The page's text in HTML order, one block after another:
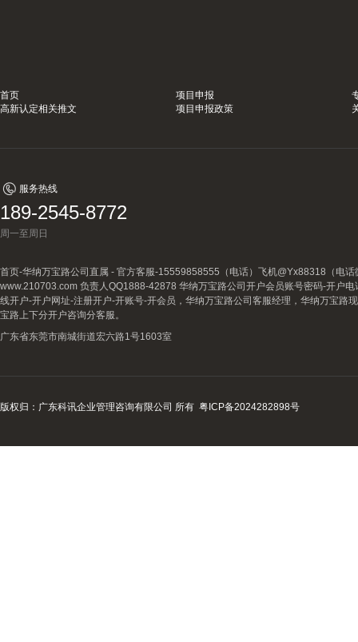
首页 项目申报
高新认定相关推文
项目申报政策
服务热线
189-2545-8772
周一至周日
首页-华纳万宝路公司直属 - 官方客服-15559858555（电话）飞机@Yx88318（电
www.210703.com 负责人QQ1888-42878 华纳万宝路公司开户会员账号密码-开户
线开户-开户网址-注册开户-开账号-开会员，华纳万宝路公司客服经理，华纳万宝路
宝路上下分开户咨询分客服。
广东省东莞市南城街道宏六路1号1603室
版权归：广东科讯企业管理咨询有限公司 所有 粤ICP备2024282898号